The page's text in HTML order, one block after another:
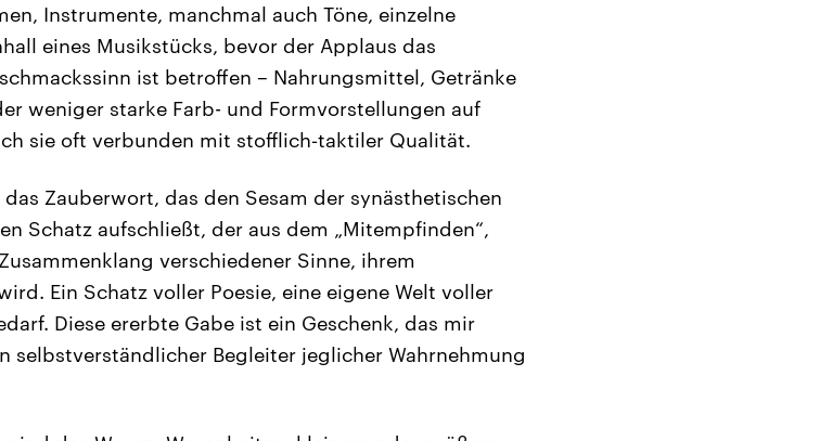
Instrumente, manchmal auch Töne, einzelne
eines Musikstücks, bevor der Applaus das
ist betroffen – Nahrungsmittel, Getränke
weniger starke Farb- und Formvorstellungen auf
sie oft verbunden mit stofflich‑taktiler Qualität.
Zauberwort, das den Sesam der synästhetischen
Schatz aufschließt, der aus dem „Mitempfinden“,
verschiedener Sinne, ihrem
Ein Schatz voller Poesie, eine eigene Welt voller
Diese ererbte Gabe ist ein Geschenk, das mir
selbstverständlicher Begleiter jeglicher Wahrnehmung